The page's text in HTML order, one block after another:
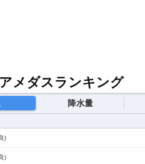
メダスランキング
降水量
)
)